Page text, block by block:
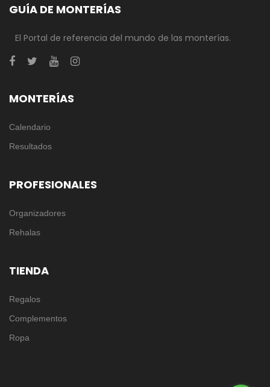
GUÍA DE MONTERÍAS
El Portal de referencia del mundo de las monterías.
MONTERÍAS
Calendario
Resultados
PROFESIONALES
Organizadores
Rehalas
TIENDA
Regalos
Complementos
Ropa